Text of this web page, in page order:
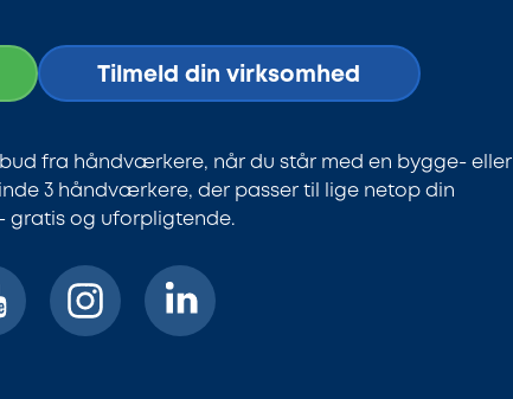
Tilmeld din virksomhed
fra håndværkere, når du står med en bygge- eller
3 håndværkere, der passer til lige netop din
gratis og uforpligtende.